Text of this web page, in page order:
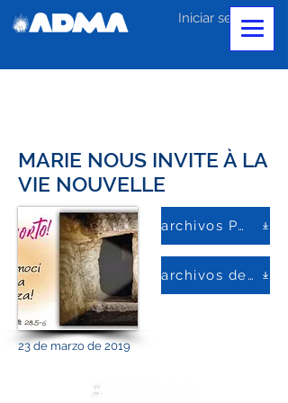
Iniciar sesión
MARIE NOUS INVITE À LA
VIE NOUVELLE
archivos PDF
archivos de palabras
23 de marzo de 2019